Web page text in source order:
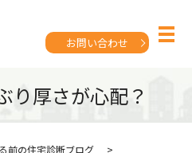
お問い合わせ
り厚さが心配？
前の住宅診断ブログ